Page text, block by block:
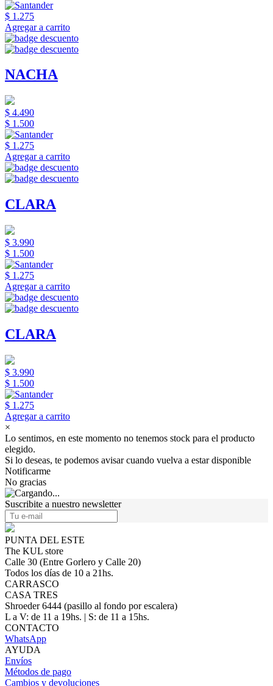
$ 1.275
Agregar a carrito
NACHA
$ 4.490
$ 1.500
$ 1.275
Agregar a carrito
CLARA
$ 3.990
$ 1.500
$ 1.275
Agregar a carrito
CLARA
$ 3.990
$ 1.500
$ 1.275
Agregar a carrito
×
Lo sentimos, en este momento no tenemos stock para el producto
elegido.
Si lo deseas, te podemos avisar cuando vuelva a estar disponible
Notificarme
No gracias
Suscribite a nuestro newsletter
PUNTA DEL ESTE
The KUL store
Calle 30 (Entre Gorlero y Calle 20)
Todos los días de 10 a 21hs.
CARRASCO
CASA TRES
Shroeder 6444 (pasillo al fondo por escalera)
L a V: de 11 a 19hs. | S: de 11 a 15hs.
CONTACTO
WhatsApp
AYUDA
Envíos
Métodos de pago
Cambios y devoluciones